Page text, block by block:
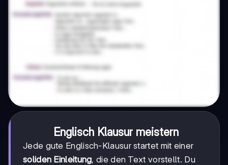
Englisch Klausur meistern
Jede gute Englisch-Klausur startet mit einer
soliden Einleitung, die den Text vorstellt. Du